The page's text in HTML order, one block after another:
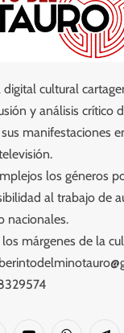
cultural
y análisis crítico
manifestaciones
los géneros
al trabajo de
nacionales.
márgenes de la